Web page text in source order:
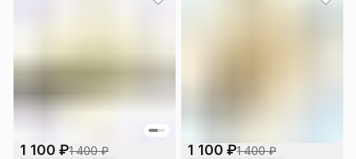
1 100 ₽1 400 ₽ 1 100 ₽1 400 ₽